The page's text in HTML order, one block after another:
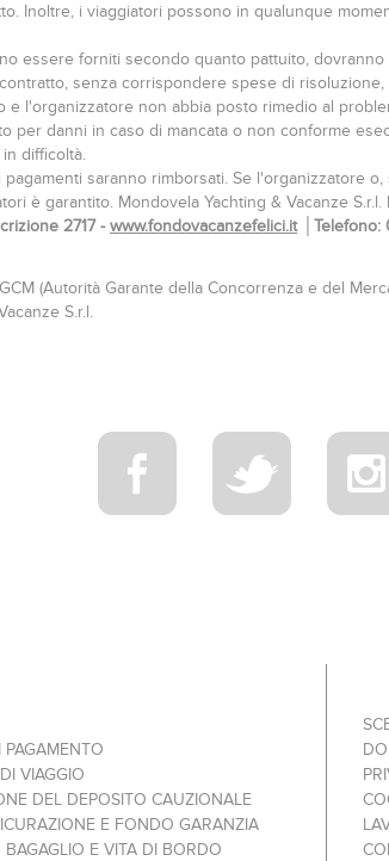
Inoltre, i viaggiatori possono in qualunque
essere forniti secondo quanto pattuito,
senza corrispondere spese di
l'organizzatore non abbia posto rimedio al
per danni in caso di mancata o non conforme
difficoltà.
saranno rimborsati. Se l'organizzatore
è garantito. Mondovela Yachting & Vacanze
2717 -www.fondovacanzefelici.it│Telefono:
(Autorità Garante della Concorrenza e del
S.r.l.
VIAGGIO
DEL DEPOSITO CAUZIONALE
E FONDO GARANZIA
BAGAGLIO E VITA DI BORDO